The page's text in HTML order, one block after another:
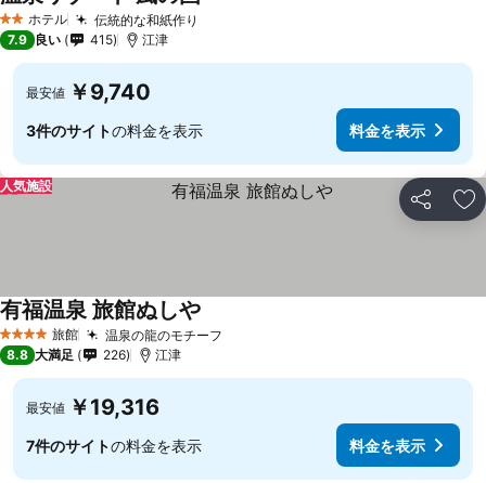
2 ホテルのランク
ホテル 伝統的な和紙作り
7.9 良い 415 江津
最安値 ￥9,740
3件のサイトの料金を表示 料金を表示
シェア お
人気施設
4 ホテルのランク
旅館 温泉の龍のモチーフ
有福温泉 旅館ぬしや
8.8 大満足 226 江津
最安値 ￥19,316
7件のサイトの料金を表示 料金を表示